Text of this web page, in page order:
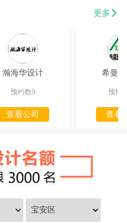
更多
瀚海华设计
预约数9
查看公司
希曼
预约
查看